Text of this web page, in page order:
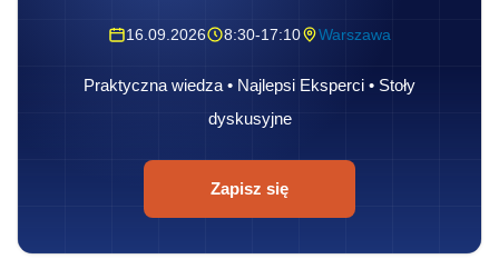
16.09.2026 8:30-17:10 Warszawa
Praktyczna wiedza • Najlepsi Eksperci • Stoły
dyskusyjne
Zapisz się